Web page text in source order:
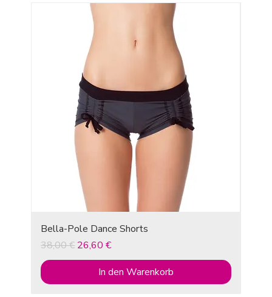
Bella-Pole Dance Shorts
Standardpreis
38,00 € Sale-Preis
26,60 €
In den Warenkorb